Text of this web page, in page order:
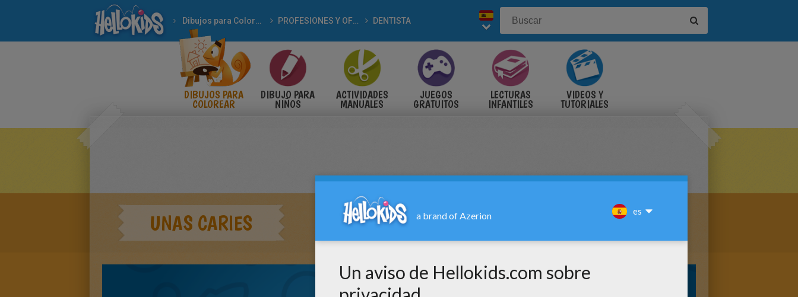
Dibujos para Colorear PROFESIONES Y OFICIOS DENTISTA
DIBUJOS PARA
COLOREAR
DIBUJO PARA
NIÑOS
ACTIVIDADES
MANUALES
JUEGOS
GRATUITOS
LECTURAS
INFANTILES
VIDEOS Y
TUTORIALES
UNAS CARIES